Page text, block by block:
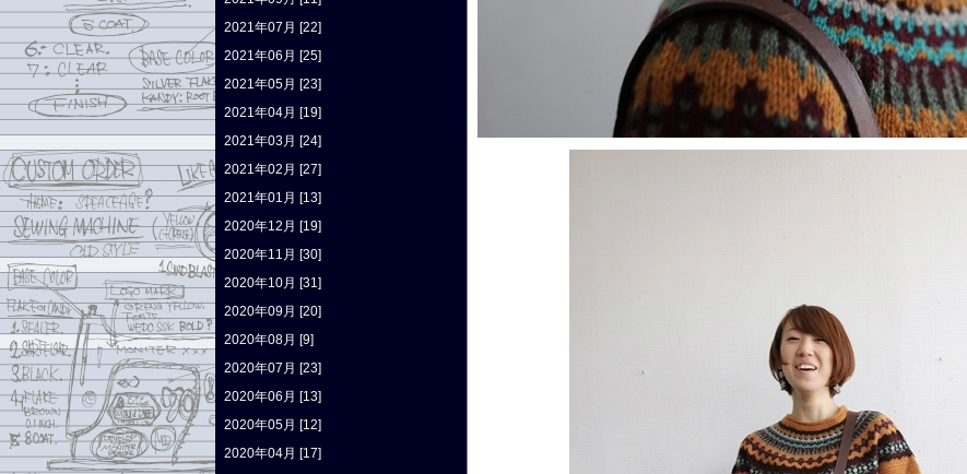
2021年07月 [22]
2021年06月 [25]
2021年05月 [23]
2021年04月 [19]
2021年03月 [24]
2021年02月 [27]
2021年01月 [13]
2020年12月 [19]
2020年11月 [30]
2020年10月 [31]
2020年09月 [20]
2020年08月 [9]
2020年07月 [23]
2020年06月 [13]
2020年05月 [12]
2020年04月 [17]